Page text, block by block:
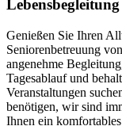
Genießen Sie Ihren
Seniorenbetreuung
angenehme
Tagesablauf und
Veranstaltungen
benötigen, wir sind
Ihnen ein